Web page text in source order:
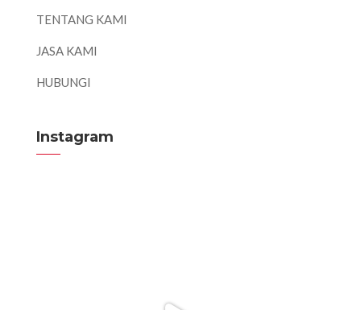
TENTANG KAMI
JASA KAMI
HUBUNGI
Instagram